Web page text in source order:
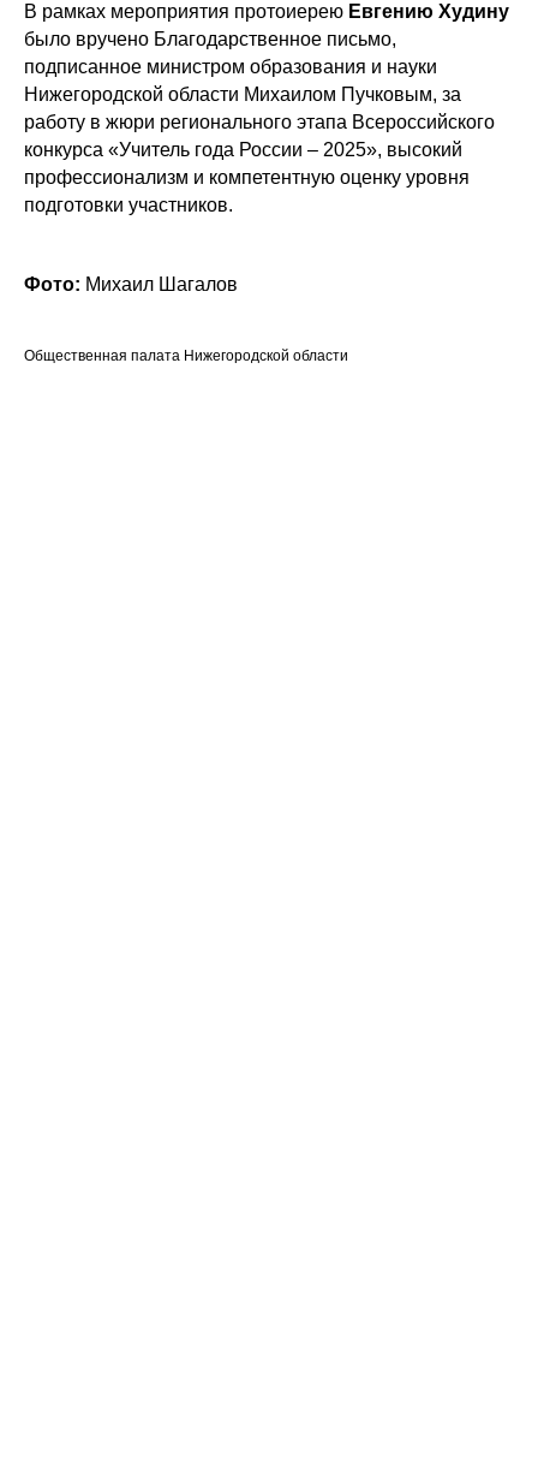
В рамках мероприятия протоиерею Евгению Худину
было вручено Благодарственное письмо,
подписанное министром образования и науки
Нижегородской области Михаилом Пучковым, за
работу в жюри регионального этапа Всероссийского
конкурса «Учитель года России – 2025», высокий
профессионализм и компетентную оценку уровня
подготовки участников.
Фото: Михаил Шагалов
Общественная палата Нижегородской области